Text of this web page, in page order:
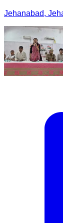
Jehanabad,